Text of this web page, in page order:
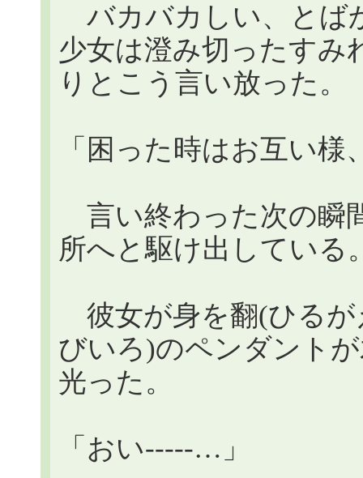
バカバカしい、とば
少女は澄み切ったすみ
りとこう言い放った。
「困った時はお互い
言い終わった次の瞬
所へと駆け出している
彼女が身を翻(ひるが
びいろ)のペンダント
光った。
「おい-----…」